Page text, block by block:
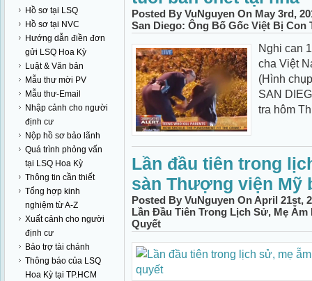
Hồ sơ tại LSQ
Hồ sơ tại NVC
Hướng dẫn điền đơn
gửi LSQ Hoa Kỳ
Luật & Văn bản
Mẫu thư mời PV
Mẫu thư-Email
Nhập cảnh cho người
định cư
Nộp hồ sơ bảo lãnh
Quá trình phỏng vấn
tại LSQ Hoa Kỳ
Thông tin cần thiết
Tổng hợp kinh
nghiệm từ A-Z
Xuất cảnh cho người
định cư
Bảo trợ tài chánh
Thông báo của LSQ
Hoa Kỳ tại TP.HCM
Posted By VuNguyen On May 3rd,
San Diego: Ông Bố Gốc Việt Bị Con
Nghi can
cha Việt
(Hình
SAN
tra hôm
Lần đầu tiên trong
sàn Thượng viện Mỹ
Posted By VuNguyen On April 21st,
Lần Đầu Tiên Trong Lịch Sử, Mẹ
Quyết